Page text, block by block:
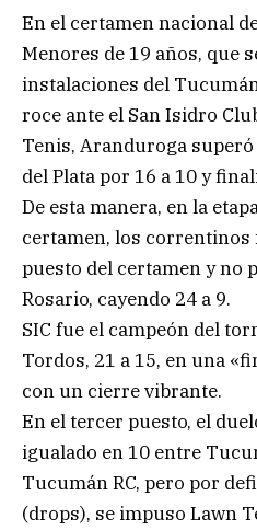
En el certamen nacional
Menores de 19 años, que
instalaciones del
roce ante el San Isidro
Tenis, Aranduroga superó
del Plata por 16 a 10 y
De esta manera, en la
certamen, los
puesto del certamen y no
Rosario, cayendo 24 a 9.
SIC fue el campeón del
Tordos, 21 a 15, en una
con un cierre vibrante.
En el tercer puesto, el
igualado en 10 entre
Tucumán RC, pero por
(drops), se impuso Lawn